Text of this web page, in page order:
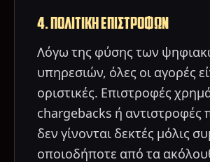
4. ΠΟΛΙΤΙΚΗ ΕΠΙΣΤΡΟΦΩΝ
Λόγω της φύσης των
υπηρεσιών, όλες οι αγορές
οριστικές. Επιστροφές
chargebacks ή
δεν γίνονται δεκτές μόλις
οποιοδήποτε από τα